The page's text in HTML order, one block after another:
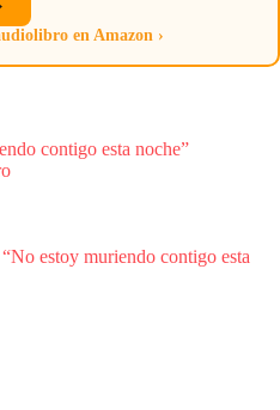
en Amazon ›
contigo esta noche”
estoy muriendo contigo esta